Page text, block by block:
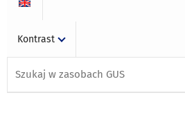
Kontrast